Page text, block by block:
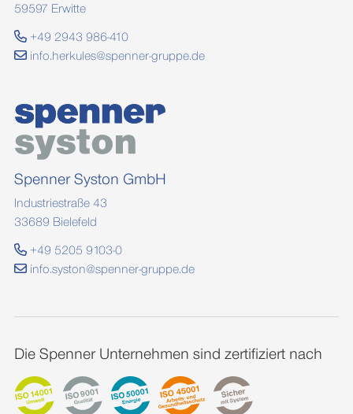
59597 Erwitte
+49 2943 986-410
info.herkules@spenner-gruppe.de
Spenner Syston GmbH
Industriestraße 43
33689 Bielefeld
+49 5205 9103-0
info.syston@spenner-gruppe.de
Die Spenner Unternehmen sind zertifiziert nach